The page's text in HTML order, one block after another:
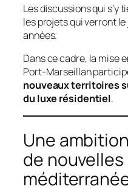
Les discussions qui
les projets qui verront
années.
Dans ce cadre, la mise
Port-Marseillan
nouveaux territoires
du luxe résidentiel.
Une
de